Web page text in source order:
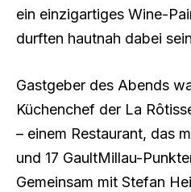
ein einzigartiges Wine-
durften hautnah dabei
Gastgeber des Abends
Küchenchef der La
– einem Restaurant, das
und 17 GaultMillau-
Gemeinsam mit Stefan